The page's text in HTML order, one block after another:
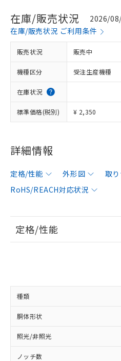
在庫/販売状況
2026/
在庫/販売状況 ご利用条件
販売状況 販売中
機種区分 受注生産機種
在庫状況
標準価格(税別) ¥ 2,350
詳細情報
定格/性能 外形図 取
RoHS/REACH対応状況
定格/性能
種類
胴体形状
照光/非照光
ノッチ数